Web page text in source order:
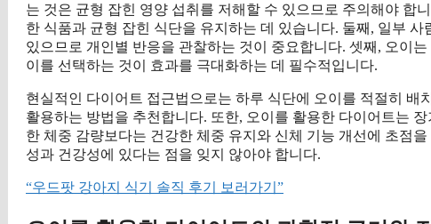
는 것은 균형 잡힌 영양 섭취를 저해할 수 있으므로 주의해야 합
한 식품과 균형 잡힌 식단을 유지하는 데 있습니다. 둘째, 일부
있으므로 개인별 반응을 관찰하는 것이 중요합니다. 셋째, 오이
이를 선택하는 것이 효과를 극대화하는 데 필수적입니다.
현실적인 다이어트 접근법으로는 하루 식단에 오이를 적절히 배
활용하는 방법을 추천합니다. 또한, 오이를 활용한 다이어트는
한 체중 감량보다는 건강한 체중 유지와 신체 기능 개선에 초점
성과 건강성에 있다는 점을 잊지 않아야 합니다.
“우드팟 강아지 식기 솔직 후기 보러가기”